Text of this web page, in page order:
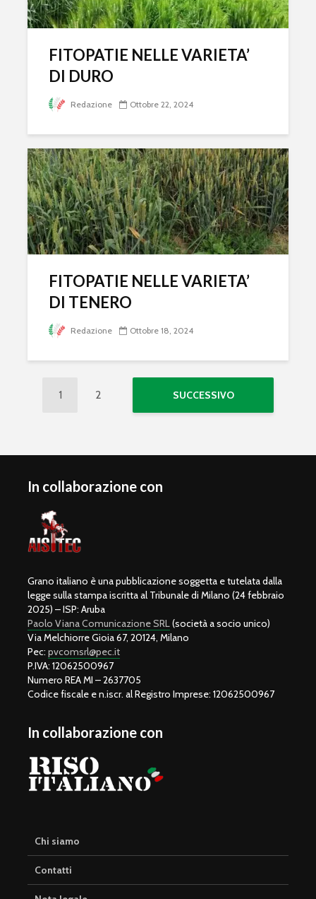
FITOPATIE NELLE VARIETA’
DI DURO
Redazione Ottobre 22, 2024
FITOPATIE NELLE VARIETA’
DI TENERO
Redazione Ottobre 18, 2024
1 2 SUCCESSIVO
In collaborazione con
Grano italiano è una pubblicazione soggetta e tutelata dalla
legge sulla stampa iscritta al Tribunale di Milano (24 febbraio
2025) – ISP: Aruba
Paolo Viana Comunicazione SRL(società a socio unico)
Via Melchiorre Gioia 67, 20124, Milano
Pec: pvcomsrl@pec.it
P.IVA: 12062500967
Numero REA MI – 2637705
Codice fiscale e n.iscr. al Registro Imprese: 12062500967
In collaborazione con
Chi siamo
Contatti